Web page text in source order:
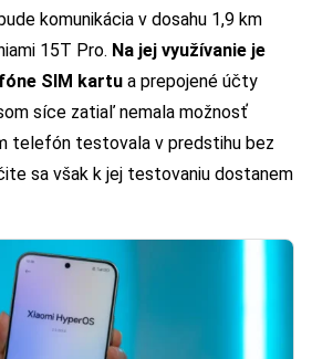
komunikácia v dosahu 1,9 km
15T Pro. Na jej využívanie je
SIM kartu a prepojené účty
síce zatiaľ nemala možnosť
telefón testovala v predstihu bez
sa však k jej testovaniu dostanem